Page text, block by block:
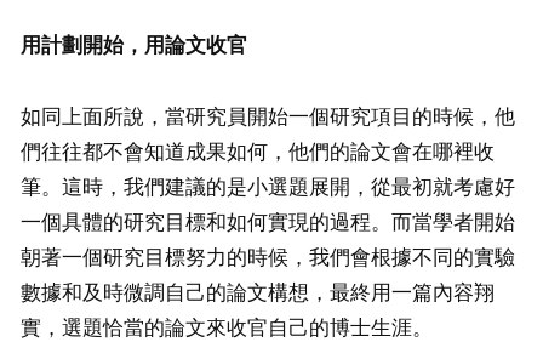
用計劃開始，用論文收官
如同上面所說，當研究員開始一個研究項目的時候，他
們往往都不會知道成果如何，他們的論文會在哪裡收
筆。這時，我們建議的是小選題展開，從最初就考慮好
一個具體的研究目標和如何實現的過程。而當學者開始
朝著一個研究目標努力的時候，我們會根據不同的實驗
數據和及時微調自己的論文構想，最終用一篇內容翔
實，選題恰當的論文來收官自己的博士生涯。